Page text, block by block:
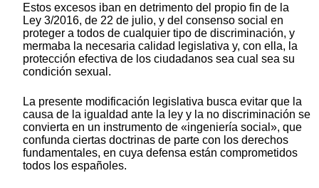
Estos excesos iban en detrimento del propio fin de la
Ley 3/2016, de 22 de julio, y del consenso social en
proteger a todos de cualquier tipo de discriminación, y
mermaba la necesaria calidad legislativa y, con ella, la
protección efectiva de los ciudadanos sea cual sea su
condición sexual.
La presente modificación legislativa busca evitar que la
causa de la igualdad ante la ley y la no discriminación se
convierta en un instrumento de «ingeniería social», que
confunda ciertas doctrinas de parte con los derechos
fundamentales, en cuya defensa están comprometidos
todos los españoles.